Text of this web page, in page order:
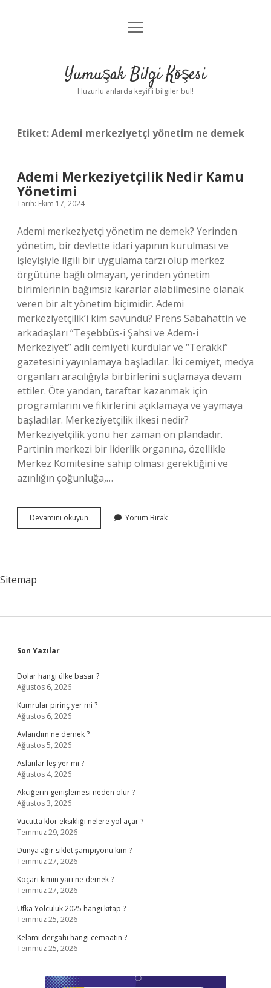
Anasayfa
Yasal Uyarı
menüyü
Yumuşak Bilgi Köşesi
Huzurlu anlarda keyifli bilgiler bul!
Etiket:Ademi merkeziyetçi yönetim ne demek
Ademi Merkeziyetçilik Nedir Kamu
Yönetimi
Tarih: Ekim 17, 2024
Ademi merkeziyetçi yönetim ne demek? Yerinden
yönetim, bir devlette idari yapının kurulması ve
işleyişiyle ilgili bir uygulama tarzı olup merkez
örgütüne bağlı olmayan, yerinden yönetim
birimlerinin bağımsız kararlar alabilmesine olanak
veren bir alt yönetim biçimidir. Ademi
merkeziyetçilik’i kim savundu? Prens Sabahattin ve
arkadaşları “Teşebbüs-i Şahsi ve Adem-i
Merkeziyet” adlı cemiyeti kurdular ve “Terakki”
gazetesini yayınlamaya başladılar. İki cemiyet, medya
organları aracılığıyla birbirlerini suçlamaya devam
ettiler. Öte yandan, taraftar kazanmak için
programlarını ve fikirlerini açıklamaya ve yaymaya
başladılar. Merkeziyetçilik ilkesi nedir?
Merkeziyetçilik yönü her zaman ön plandadır.
Partinin merkezi bir liderlik organına, özellikle
Merkez Komitesine sahip olması gerektiğini ve
azınlığın çoğunluğa,…
Devamını okuyun
Merkeziyetçilik
Yorum Bırak
Sitemap
Sidebar
Son Yazılar
Dolar hangi ülke basar ?
Ağustos 6, 2026
Kumrular pirinç yer mi ?
Ağustos 6, 2026
Avlandım ne demek ?
Ağustos 5, 2026
Aslanlar leş yer mi ?
Ağustos 4, 2026
Akciğerin genişlemesi neden olur ?
Ağustos 3, 2026
Vücutta klor eksikliği nelere yol açar ?
Temmuz 29, 2026
Dünya ağır sıklet şampiyonu kim ?
Temmuz 27, 2026
Koçari kimin yarı ne demek ?
Temmuz 27, 2026
Ufka Yolculuk 2025 hangi kitap ?
Temmuz 25, 2026
Kelami dergahı hangi cemaatin ?
Temmuz 25, 2026